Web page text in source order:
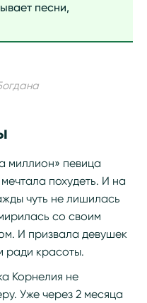
песни,
миллион» певица
похудеть. И на
чуть не лишилась
со своим
И призвала девушек
ради красоты.
Корнелия не
Уже через 2 месяца